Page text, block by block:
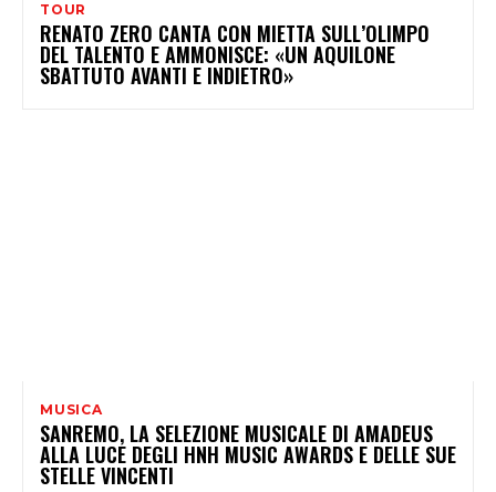
TOUR
RENATO ZERO CANTA CON MIETTA SULL’OLIMPO
DEL TALENTO E AMMONISCE: «UN AQUILONE
SBATTUTO AVANTI E INDIETRO»
MUSICA
SANREMO, LA SELEZIONE MUSICALE DI AMADEUS
ALLA LUCE DEGLI HNH MUSIC AWARDS E DELLE SUE
STELLE VINCENTI